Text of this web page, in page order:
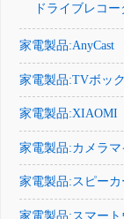
ドライブレコー
家電製品:AnyCast
家電製品:TVボッ
家電製品:XIAOMI
家電製品:カメラマ
家電製品:スピーカ
家電製品:スマート